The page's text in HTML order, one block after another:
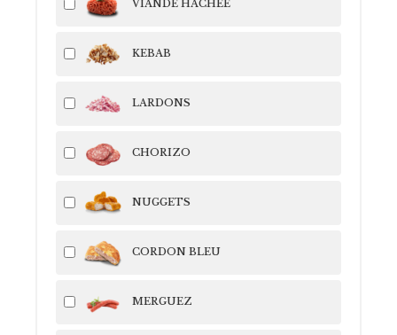
VIANDE HACHÉE
KEBAB
LARDONS
CHORIZO
NUGGETS
CORDON BLEU
MERGUEZ